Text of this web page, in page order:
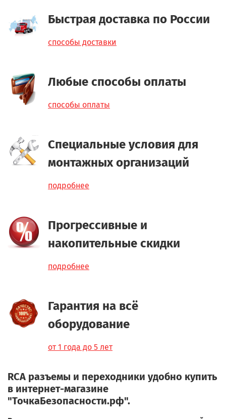
Быстрая доставка по России
способы доставки
Любые способы оплаты
способы оплаты
Специальные условия для
монтажных организаций
подробнее
Прогрессивные и
накопительные скидки
подробнее
Гарантия на всё
оборудование
от 1 года до 5 лет
RCA разъемы и переходники удобно купить
в интернет-магазине
"ТочкаБезопасности.рф".